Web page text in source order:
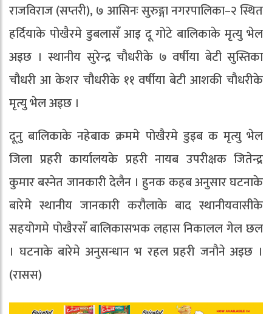
राजविराज (सप्तरी), ७ आसिनः सुरुङ्गा नगरपालिका–२ स्थित
हर्दियाके पोखैरमे डुबलासँ आइ दू गोटे बालिकाके मृत्यु भेल
अइछ । स्थानीय सुरेन्द्र चौधरीके ७ वर्षीया बेटी सुस्तिका
चौधरी आ केशर चौधरीके ११ वर्षीया बेटी आशकी चौधरीके
मृत्यु भेल अइछ ।
दूनु बालिकाके नहेबाक क्रममे पोखैरमे डुइब क मृत्यु भेल
जिला प्रहरी कार्यालयके प्रहरी नायब उपरीक्षक जितेन्द्र
कुमार बस्नेत जानकारी देलैन । हुनक कहब अनुसार घटनाके
बारेमे स्थानीय जानकारी करौलाके बाद स्थानीयवासीके
सहयोगमे पोखैरसँ बालिकासभक लहास निकालल गेल छल
। घटनाके बारेमे अनुसन्धान भ रहल प्रहरी जनौने अइछ ।
(रासस)